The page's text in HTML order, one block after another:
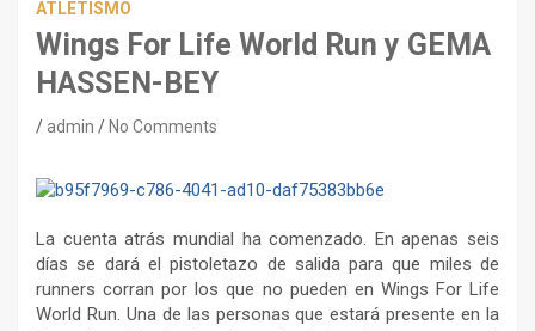
ATLETISMO
Wings For Life World Run y GEMA
HASSEN-BEY
admin No Comments
La cuenta atrás mundial ha comenzado. En apenas seis
días se dará el pistoletazo de salida para que miles de
runners corran por los que no pueden en Wings For Life
World Run. Una de las personas que estará presente en la